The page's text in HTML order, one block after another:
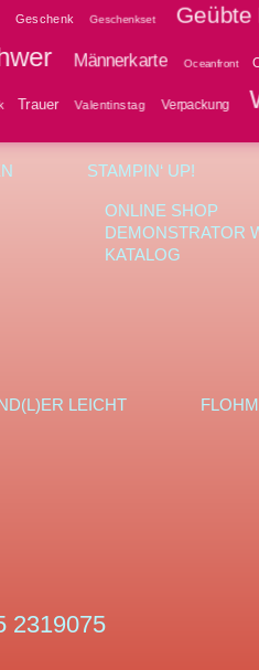
Geschenk Geschenkset Geübte
Männerkarte Oceanfront
Trauer Valentinstag Verpackung
STAMPIN‘ UP!
ONLINE SHOP
DEMONSTRATOR
KATALOG
LEICHT
2319075